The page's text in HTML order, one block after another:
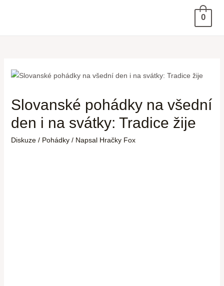
0
Slovanské pohádky na všední
den i na svátky: Tradice žije
Diskuze / Pohádky/ Napsal Hračky Fox